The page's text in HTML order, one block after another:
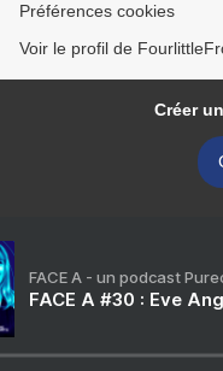
Préférences cookies
Voir le profil de
Créer
FACE A - un podcast
FACE A #30 : Eve